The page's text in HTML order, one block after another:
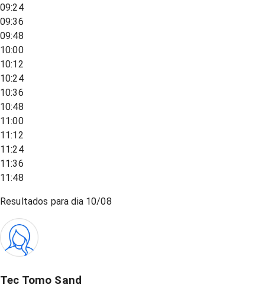
09:24
09:36
09:48
10:00
10:12
10:24
10:36
10:48
11:00
11:12
11:24
11:36
11:48
Resultados para dia 10/08
Tec Tomo Sand